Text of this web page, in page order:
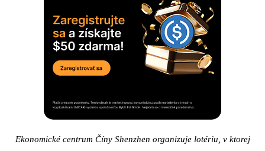
Ekonomické centrum Číny Shenzhen organizuje lotériu, v ktorej